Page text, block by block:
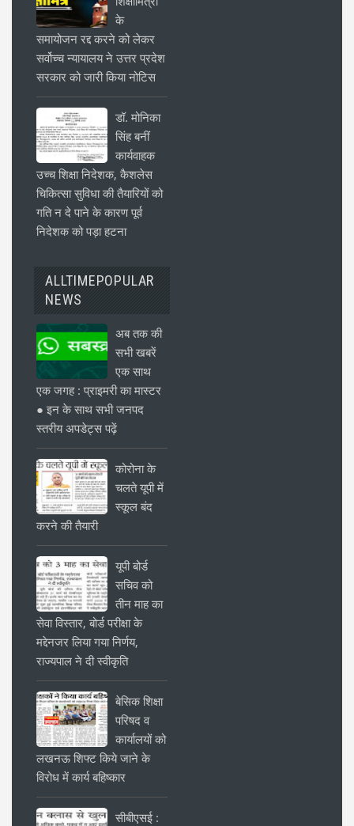
के
समायोजन रद्द करने को लेकर
सर्वोच्च न्यायालय ने उत्तर प्रदेश
सरकार को जारी किया नोटिस
डॉ. मोनिका
सिंह बनीं
कार्यवाहक
उच्च शिक्षा निदेशक, कैशलेस
चिकित्सा सुविधा की तैयारियों को
गति न दे पाने के कारण पूर्व
निदेशक को पड़ा हटना
ALLTIMEPOPULAR
NEWS
अब तक की
सभी खबरें
एक साथ
एक जगह : प्राइमरी का मास्टर
● इन के साथ सभी जनपद
स्तरीय अपडेट्स पढ़ें
कोरोना के
चलते यूपी में
स्कूल बंद
करने की तैयारी
यूपी बोर्ड
सचिव को
तीन माह का
सेवा विस्तार, बोर्ड परीक्षा के
मद्देनजर लिया गया निर्णय,
राज्यपाल ने दी स्वीकृति
बेसिक शिक्षा
परिषद व
कार्यालयों को
लखनऊ शिफ्ट किये जाने के
विरोध में कार्य बहिष्कार
सीबीएसई :